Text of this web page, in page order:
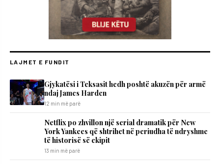
LAJMET E FUNDIT
Gjykatësi i Teksasit hedh poshtë akuzën për armë
ndaj James Harden
12 min më parë
Netflix po zhvillon një serial dramatik për New
York Yankees që shtrihet në periudha të ndryshme
të historisë së ekipit
13 min më parë